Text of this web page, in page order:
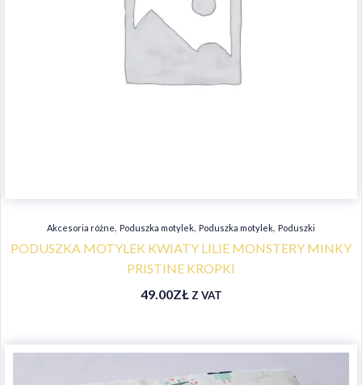
Akcesoria różne, Poduszka motylek, Poduszka motylek, Poduszki
PODUSZKA MOTYLEK KWIATY LILIE MONSTERY MINKY
PRISTINE KROPKI
49.00ZŁ Z VAT